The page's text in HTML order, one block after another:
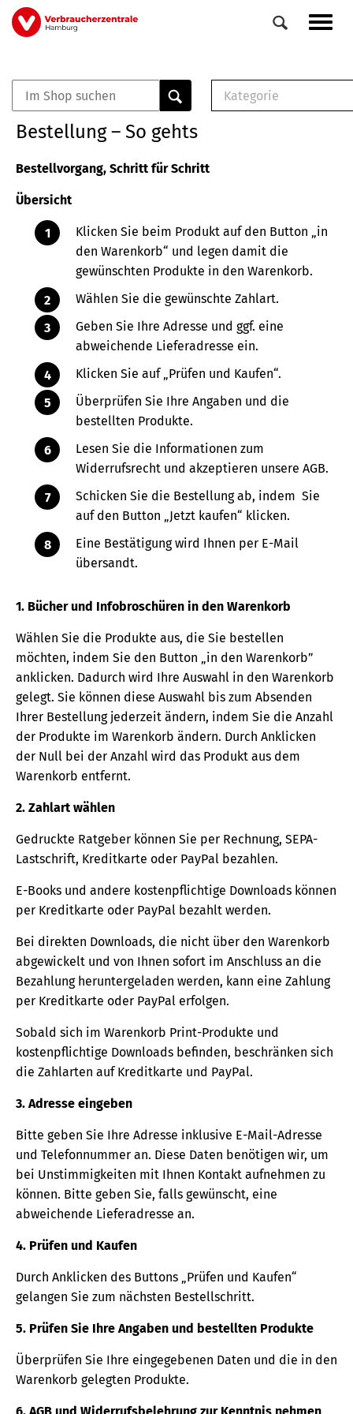
Direkt
zum
Veranstaltungen
0
Elemente
Kategorie
Buch
Bestellung – So gehts
Bestellvorgang, Schritt für Schritt
Übersicht
Klicken Sie beim Produkt auf den Button „in
den Warenkorb“ und legen damit die
gewünschten Produkte in den Warenkorb.
Wählen Sie die gewünschte Zahlart.
Geben Sie Ihre Adresse und ggf. eine
abweichende Lieferadresse ein.
Klicken Sie auf „Prüfen und Kaufen“.
Überprüfen Sie Ihre Angaben und die
bestellten Produkte.
Lesen Sie die Informationen zum
Widerrufsrecht und akzeptieren unsere AGB.
Schicken Sie die Bestellung ab, indem Sie
auf den Button „Jetzt kaufen“ klicken.
Eine Bestätigung wird Ihnen per E-Mail
übersandt.
1. Bücher und Infobroschüren in den Warenkorb
Wählen Sie die Produkte aus, die Sie bestellen
möchten, indem Sie den Button „in den Warenkorb”
anklicken. Dadurch wird Ihre Auswahl in den Warenkorb
gelegt. Sie können diese Auswahl bis zum Absenden
Ihrer Bestellung jederzeit ändern, indem Sie die Anzahl
der Produkte im Warenkorb ändern. Durch Anklicken
der Null bei der Anzahl wird das Produkt aus dem
Warenkorb entfernt.
2. Zahlart wählen
Gedruckte Ratgeber können Sie per Rechnung, SEPA-
Lastschrift, Kreditkarte oder PayPal bezahlen.
E-Books und andere kostenpflichtige Downloads können
per Kreditkarte oder PayPal bezahlt werden.
Bei direkten Downloads, die nicht über den Warenkorb
abgewickelt und von Ihnen sofort im Anschluss an die
Bezahlung heruntergeladen werden, kann eine Zahlung
per Kreditkarte oder PayPal erfolgen.
Sobald sich im Warenkorb Print-Produkte und
kostenpflichtige Downloads befinden, beschränken sich
die Zahlarten auf Kreditkarte und PayPal.
3. Adresse eingeben
Bitte geben Sie Ihre Adresse inklusive E-Mail-Adresse
und Telefonnummer an. Diese Daten benötigen wir, um
bei Unstimmigkeiten mit Ihnen Kontakt aufnehmen zu
können. Bitte geben Sie, falls gewünscht, eine
abweichende Lieferadresse an.
4. Prüfen und Kaufen
Durch Anklicken des Buttons „Prüfen und Kaufen“
gelangen Sie zum nächsten Bestellschritt.
5. Prüfen Sie Ihre Angaben und bestellten Produkte
Überprüfen Sie Ihre eingegebenen Daten und die in den
Warenkorb gelegten Produkte.